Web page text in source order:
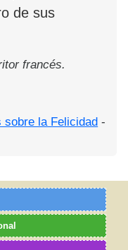
de sus
francés.
sobre la Felicidad -